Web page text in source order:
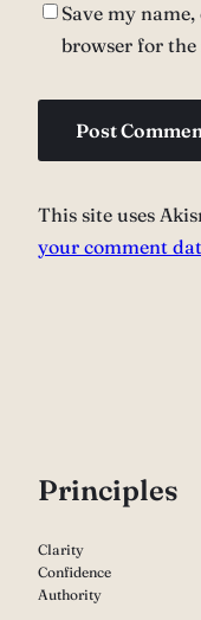
Save my
browser for
This site uses
your comment
Principles
Clarity
Confidence
Authority